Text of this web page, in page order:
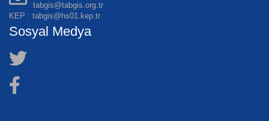
tabgis@tabgis.org.tr
KEP : tabgis@hs01.kep.tr
Sosyal Medya